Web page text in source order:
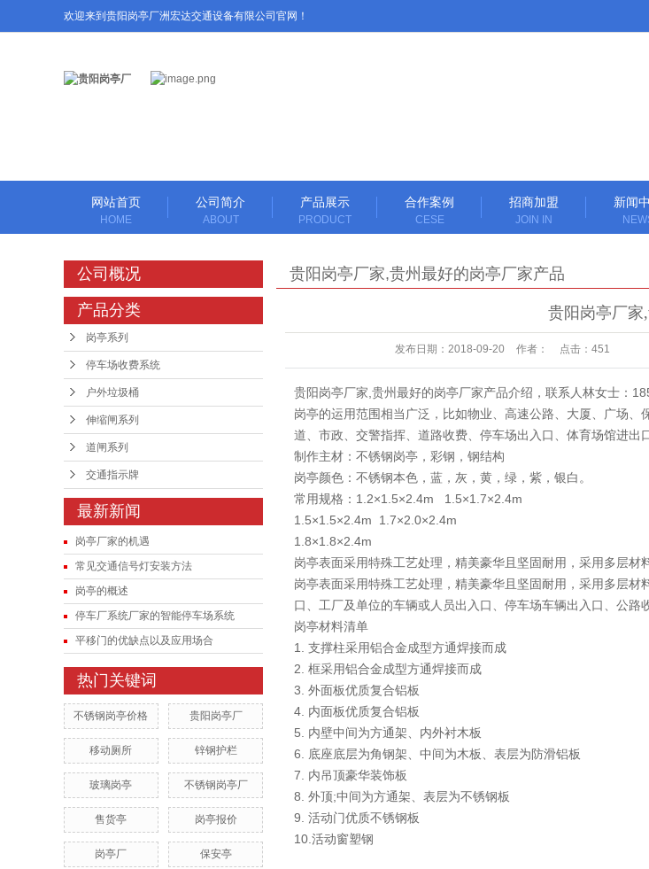
欢迎来到贵阳岗亭厂洲宏达交通设备有限公司官网！
网站首页
HOME
公司简介
ABOUT
产品展示
PRODUCT
停车场收费系统
道闸系列
交通指示牌
户外垃圾桶
合作案例
CESE
招商加盟
JOIN IN
新闻
公司概况
产品分类
岗亭系列
停车场收费系统
户外垃圾桶
伸缩闸系列
道闸系列
交通指示牌
最新新闻
岗亭厂家的机遇
常见交通信号灯安装方法
岗亭的概述
停车厂系统厂家的智能停车场系统
平移门的优缺点以及应用场合
热门关键词
不锈钢岗亭价格 贵阳岗亭厂
移动厕所 锌钢护栏
玻璃岗亭 不锈钢岗亭厂
售货亭 岗亭报价
岗亭厂 保安亭
贵阳岗亭厂家,贵州最好的岗亭厂家产品
贵阳岗亭厂家
发布日期： 2018-09-20 作者： 点击： 451
贵阳岗亭厂家,贵州最好的岗亭厂家产品介绍，联系人林女士：
岗亭的运用范围相当广泛，比如物业、高速公路、大厦、广场
道、市政、交警指挥、道路收费、停车场出入口、体育场馆进
制作主材：不锈钢岗亭，彩钢，钢结构
岗亭颜色：不锈钢本色，蓝，灰，黄，绿，紫，银白。
常用规格：1.2×1.5×2.4m 1.5×1.7×2.4m
1.5×1.5×2.4m 1.7×2.0×2.4m
1.8×1.8×2.4m
岗亭表面采用特殊工艺处理，精美豪华且坚固耐用，采用多层材
岗亭表面采用特殊工艺处理，精美豪华且坚固耐用，采用多层
口、工厂及单位的车辆或人员出入口、停车场车辆出入口、公路
岗亭材料清单
1. 支撑柱采用铝合金成型方通焊接而成
2. 框采用铝合金成型方通焊接而成
3. 外面板优质复合铝板
4. 内面板优质复合铝板
5. 内壁中间为方通架、内外衬木板
6. 底座底层为角钢架、中间为木板、表层为防滑铝板
7. 内吊顶豪华装饰板
8. 外顶;中间为方通架、表层为不锈钢板
9. 活动门优质不锈钢板
10.活动窗塑钢